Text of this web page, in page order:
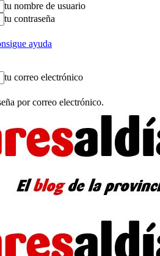
tu nombre de usuario
tu contraseña
ayuda
tu correo electrónico
por correo electrónico.